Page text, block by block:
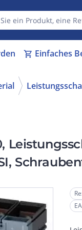
shopping_cart Einfaches